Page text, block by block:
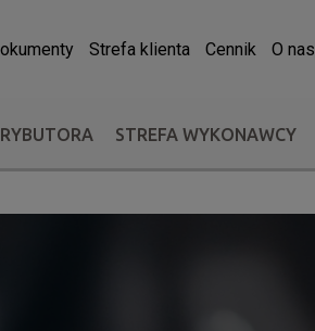
Strefa klienta Cennik O nas
STREFA WYKONAWCY